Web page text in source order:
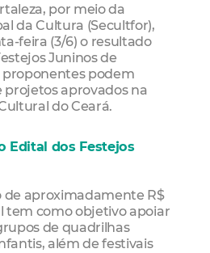
por meio da
da Cultura (Secultfor),
feira (3/6) o resultado
Juninos de
proponentes podem
projetos aprovados na
do Ceará.
Edital dos Festejos
aproximadamente R$
tem como objetivo apoiar
de quadrilhas
além de festivais